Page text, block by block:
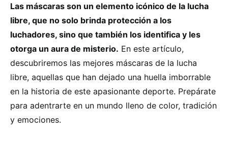
Las máscaras son un elemento icónico de la lucha
libre, que no solo brinda protección a los
luchadores, sino que también los identifica y les
otorga un aura de misterio. En este artículo,
descubriremos las mejores máscaras de la lucha
libre, aquellas que han dejado una huella imborrable
en la historia de este apasionante deporte. Prepárate
para adentrarte en un mundo lleno de color, tradición
y emociones.